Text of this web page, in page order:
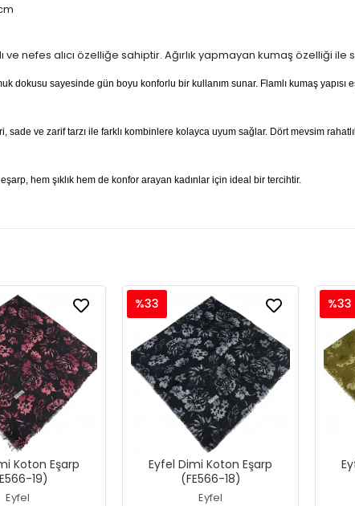
ve nefes alıcı özelliğe sahiptir. Ağırlık yapmayan kumaş özelliği ile
dokusu sayesinde gün boyu konforlu bir kullanım sunar. Flamlı kumaş
ve zarif tarzı ile farklı kombinlere kolayca uyum sağlar. Dört mevsim
hem şıklık hem de konfor arayan kadınlar için ideal bir tercihtir.
Koton Eşarp
19)
Eyfel
Eyfel Dimi Koton Eşarp
(FE566-18)
Eyfel
%33 %33